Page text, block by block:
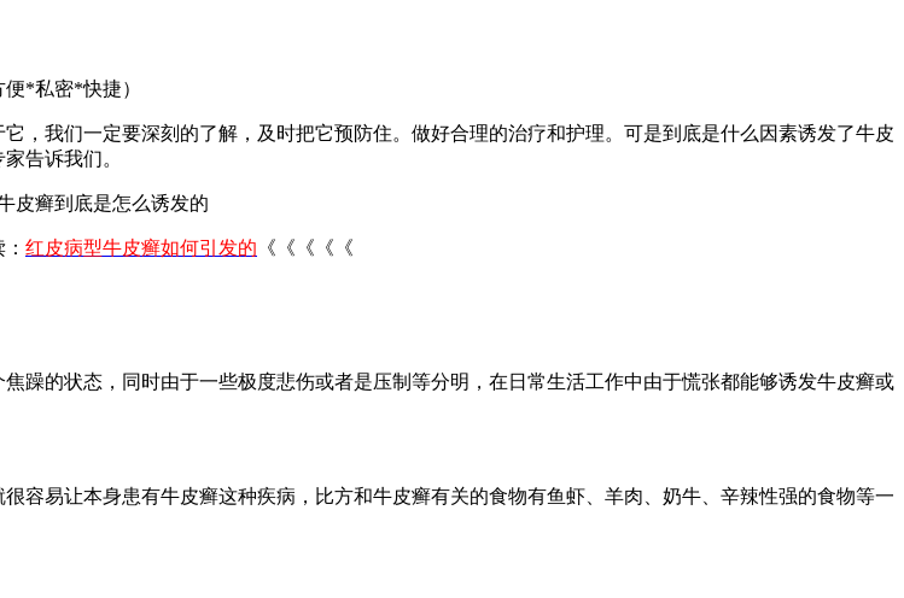
*私密*快捷）
，我们一定要深刻的了解，及时把它预防住。做好合理的治疗和护理。可是到底是什么因素诱发了牛皮
家告诉我们。
红皮病型牛皮癣如何引发的 《《《《《
躁的状态，同时由于一些极度悲伤或者是压制等分明，在日常生活工作中由于慌张都能够诱发牛皮癣或
容易让本身患有牛皮癣这种疾病，比方和牛皮癣有关的食物有鱼虾、羊肉、奶牛、辛辣性强的食物等一